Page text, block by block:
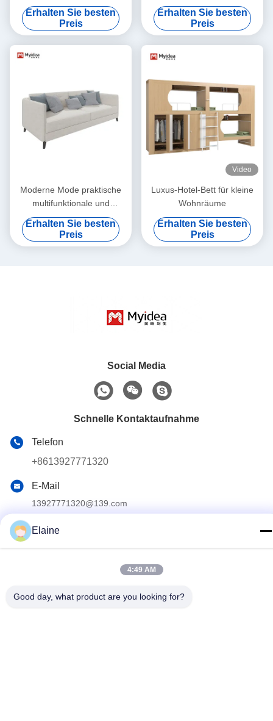
960mm Wohnung Möbel
Studenten Schlafzimmer
Schlafzimmer mit
Schreibtisch
Erhalten Sie besten
Preis
Schiebebett
Erhalten Sie besten
Preis
Moderne Mode praktische
multifunktionale und
ergonomische Drei-Person-
Wohnung Sofa
Unterstützung Anpassung
Erhalten Sie besten
Preis
Video
Luxus-Hotel-Bett für kleine
Wohnräume
Erhalten Sie besten
Preis
Social Media
Schnelle Kontaktaufnahme
Telefon
+8613927771320
E-Mail
13927771320@139.com
Adresse
Privacy policy|Sitemap
Elaine
4:49 AM
Good day, what product are you looking for?